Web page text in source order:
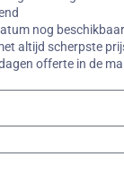
nog
altijd scherpste
offerte in de